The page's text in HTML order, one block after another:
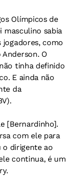
Olímpicos de
masculino sabia
jogadores, como
O
tinha definido
E ainda não
da
[Bernardinho].
com ele para
o dirigente ao
continua, é um